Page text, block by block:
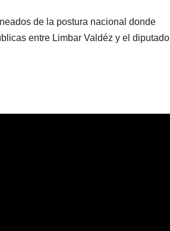
de la postura nacional donde
entre Limbar Valdéz y el diputado